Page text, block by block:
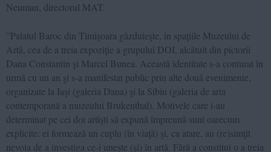
Neuman, directorul MAT.
”Palatul Baroc din Timişoara găzduieşte, în spaţiile Muzeului de
Artă, cea de a treia expoziţie a grupului DOI, alcătuit din pictorii
Dana Constantin şi Marcel Bunea. Această identitate s-a conturat în
urmă cu un an şi s-a manifestat public prin alte două evenimente,
organizate la Iaşi (galeria Dana) şi la Sibiu (galeria de arta
contemporană a muzeului Brukenthal). Motivele care i-au
determinat pe cei doi artişti să expună împreună sunt oarecum
explicite: ei formează un cuplu (în viaţă) şi, ca atare, au (re)simţit
nevoia de a investiga ce-i uneşte (şi) în artă. Fără a constitui o a treia